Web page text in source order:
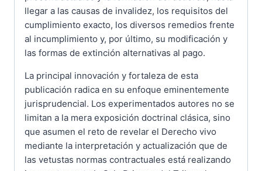
llegar a las causas de invalidez, los requisitos del
cumplimiento exacto, los diversos remedios frente
al incumplimiento y, por último, su modificación y
las formas de extinción alternativas al pago.
La principal innovación y fortaleza de esta
publicación radica en su enfoque eminentemente
jurisprudencial. Los experimentados autores no se
limitan a la mera exposición doctrinal clásica, sino
que asumen el reto de revelar el Derecho vivo
mediante la interpretación y actualización que de
las vetustas normas contractuales está realizando